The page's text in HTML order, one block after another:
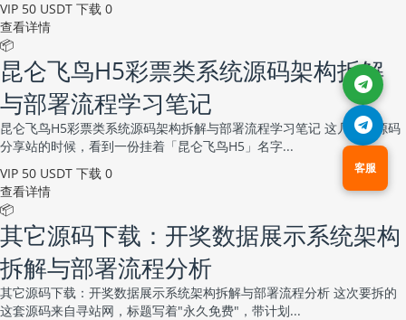
VIP 50 USDT 下载 0
查看详情
📦
昆仑飞鸟H5彩票类系统源码架构拆解
与部署流程学习笔记
昆仑飞鸟H5彩票类系统源码架构拆解与部署流程学习笔记 这几天翻源码
分享站的时候，看到一份挂着「昆仑飞鸟H5」名字...
VIP 50 USDT 下载 0
查看详情
📦
其它源码下载：开奖数据展示系统架构
拆解与部署流程分析
其它源码下载：开奖数据展示系统架构拆解与部署流程分析 这次要拆的
这套源码来自寻站网，标题写着"永久免费"，带计划...
客服